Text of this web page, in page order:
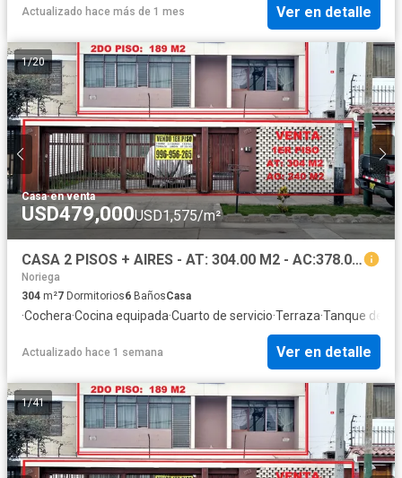
Actualizado hace más de 1 mes Ver en detalle
1/20
Casa·en venta
USD479,000USD1,575/m²
CASA 2 PISOS + AIRES - AT: 304.00 M2 - AC:378.00 M2 * 7 DORMITORIOS * 6 BAÑOS * 2 COCHERAS
Noriega
304 m²7 Dormitorios6 BañosCasa
·Cochera·Cocina equipada·Cuarto de servicio·Terraza·Tanque de
Actualizado hace 1 semana Ver en detalle
1/41